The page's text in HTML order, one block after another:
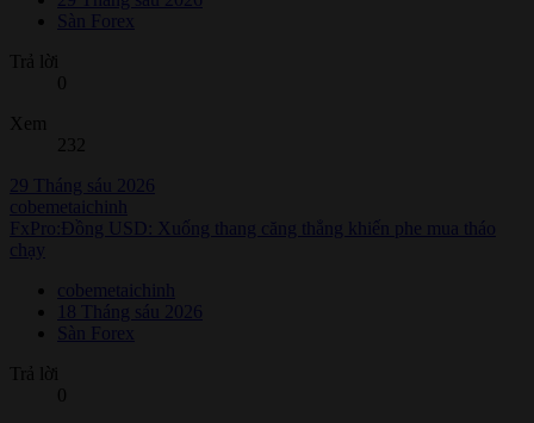
Sàn Forex
Trả lời
0
Xem
232
29 Tháng sáu 2026
cobemetaichinh
FxPro:Đồng USD: Xuống thang căng thẳng khiến phe mua tháo
chạy
cobemetaichinh
18 Tháng sáu 2026
Sàn Forex
Trả lời
0